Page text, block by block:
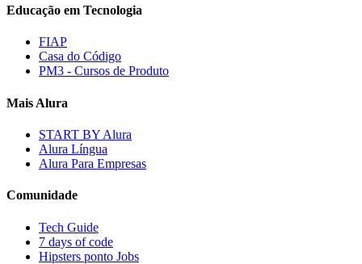
Educação em Tecnologia
FIAP
Casa do Código
PM3 - Cursos de Produto
Mais Alura
START BY Alura
Alura Língua
Alura Para Empresas
Comunidade
Tech Guide
7 days of code
Hipsters ponto Jobs